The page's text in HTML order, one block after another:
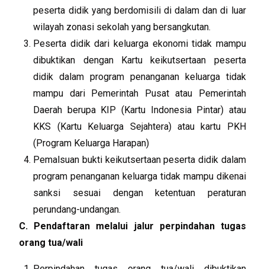
peserta didik yang berdomisili di dalam dan di luar
wilayah zonasi sekolah yang bersangkutan.
Peserta didik dari keluarga ekonomi tidak mampu
dibuktikan dengan Kartu keikutsertaan peserta
didik dalam program penanganan keluarga tidak
mampu dari Pemerintah Pusat atau Pemerintah
Daerah berupa KIP (Kartu Indonesia Pintar) atau
KKS (Kartu Keluarga Sejahtera) atau kartu PKH
(Program Keluarga Harapan)
Pemalsuan bukti keikutsertaan peserta didik dalam
program penanganan keluarga tidak mampu dikenai
sanksi sesuai dengan ketentuan peraturan
perundang-undangan.
C. Pendaftaran melalui jalur perpindahan tugas
orang tua/wali